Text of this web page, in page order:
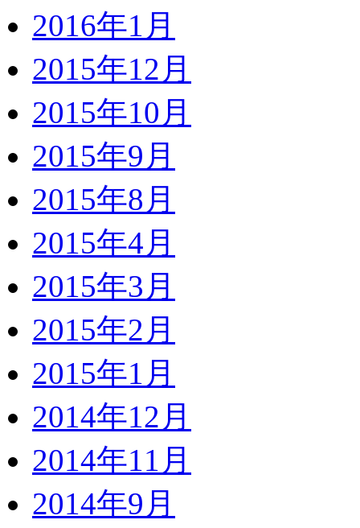
2016年1月
2015年12月
2015年10月
2015年9月
2015年8月
2015年4月
2015年3月
2015年2月
2015年1月
2014年12月
2014年11月
2014年9月